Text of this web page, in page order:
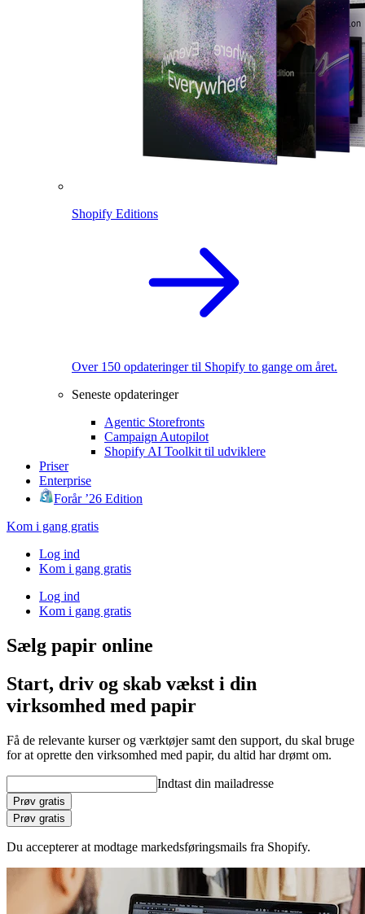
Shopify Editions
Over 150 opdateringer til Shopify to gange om året.
Seneste opdateringer
Agentic Storefronts
Campaign Autopilot
Shopify AI Toolkit til udviklere
Priser
Enterprise
Forår ’26 Edition
Kom i gang gratis
Log ind
Kom i gang gratis
Log ind
Kom i gang gratis
Sælg papir online
Start, driv og skab vækst i din
virksomhed med papir
Få de relevante kurser og værktøjer samt den support, du skal bruge
for at oprette den virksomhed med papir, du altid har drømt om.
Indtast din mailadresse
Prøv gratis
Prøv gratis
Du accepterer at modtage markedsføringsmails fra Shopify.